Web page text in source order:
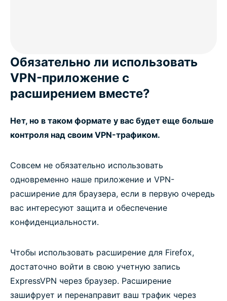
Обязательно ли использовать
VPN-приложение с
расширением вместе?
Нет, но в таком формате у вас будет еще больше
контроля над своим VPN-трафиком.
Совсем не обязательно использовать
одновременно наше приложение и VPN-
расширение для браузера, если в первую очередь
вас интересуют защита и обеспечение
конфиденциальности.
Чтобы использовать расширение для Firefox,
достаточно войти в свою учетную запись
ExpressVPN через браузер. Расширение
зашифрует и перенаправит ваш трафик через